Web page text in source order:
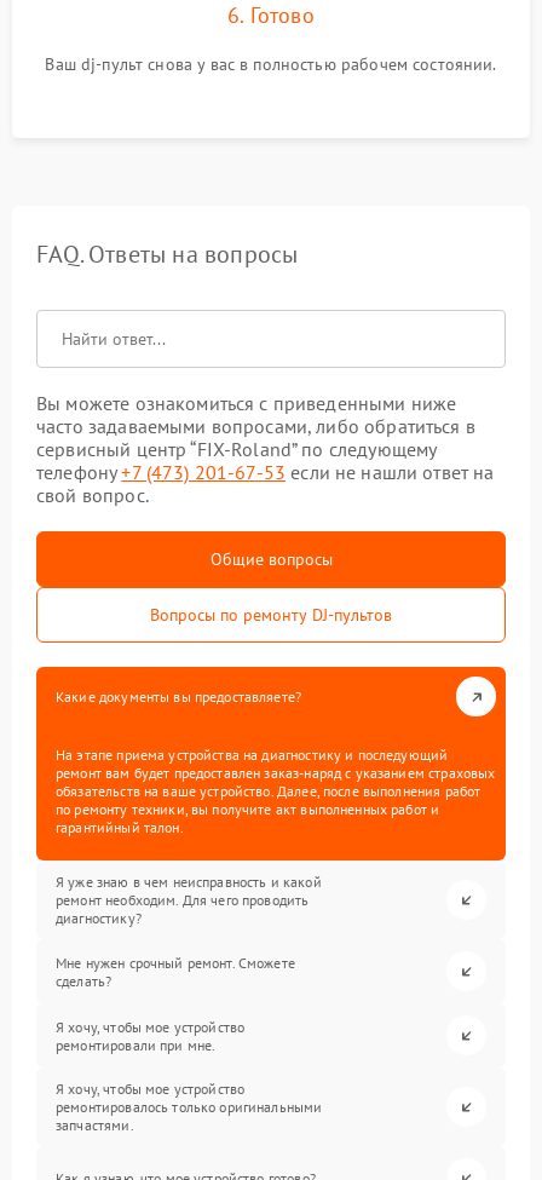
6. Готово
Ваш dj-пульт снова у вас в полностью рабочем состоянии.
FAQ. Ответы на вопросы
Вы можете ознакомиться с приведенными ниже
часто задаваемыми вопросами, либо обратиться в
сервисный центр “FIX-Roland” по следующему
телефону+7 (473) 201-67-53 если не нашли ответ на
свой вопрос.
Общие вопросы
Вопросы по ремонту DJ-пультов
Какие документы вы предоставляете?
На этапе приема устройства на диагностику и последующий
ремонт вам будет предоставлен заказ-наряд с указанием страховых
обязательств на ваше устройство. Далее, после выполнения работ
по ремонту техники, вы получите акт выполненных работ и
гарантийный талон.
Я уже знаю в чем неисправность и какой
ремонт необходим. Для чего проводить
диагностику?
Мне нужен срочный ремонт. Сможете
сделать?
Я хочу, чтобы мое устройство
ремонтировали при мне.
Я хочу, чтобы мое устройство
ремонтировалось только оригинальными
запчастями.